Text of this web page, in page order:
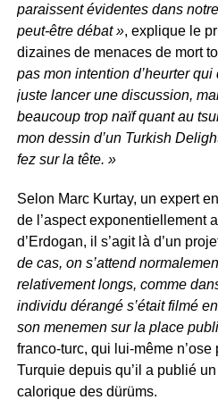
paraissent évidentes dans
peut-être débat », explique le
dizaines de menaces de mort
pas mon intention d’heurter
juste lancer une discussion,
beaucoup trop naïf quant au
mon dessin d’un Turkish
fez sur la tête. »
Selon Marc Kurtay, un expert
de l’aspect exponentiellement
d’Erdogan, il s’agit là d’un
de cas, on s’attend
relativement longs, comme
individu dérangé s’était filmé
son menemen sur la place
franco-turc, qui lui-même
Turquie depuis qu’il a publié
calorique des dürüms.